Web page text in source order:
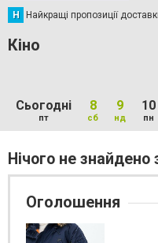
Н Найкращі пропозиції
Кіно
Сьогодні
пт
8
сб
9
нд
10
пн
Нічого не знайдено
Оголошення